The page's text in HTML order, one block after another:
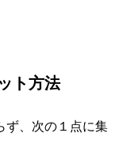
ト方法
ず、次の１点に集